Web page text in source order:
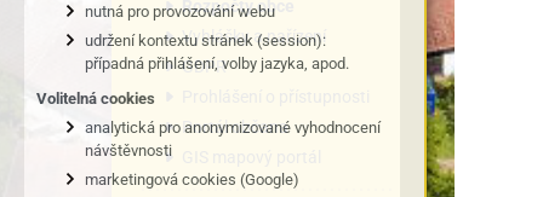
Rozpočty obce
Vyhlášky a nařízení
GDPR
Portál občana
nutná pro provozování webu
udržení kontextu stránek (session):
případná přihlášení, volby jazyka, apod.
Volitelná cookies
analytická pro anonymizované vyhodnocení
návštěvnosti
marketingová cookies (Google)